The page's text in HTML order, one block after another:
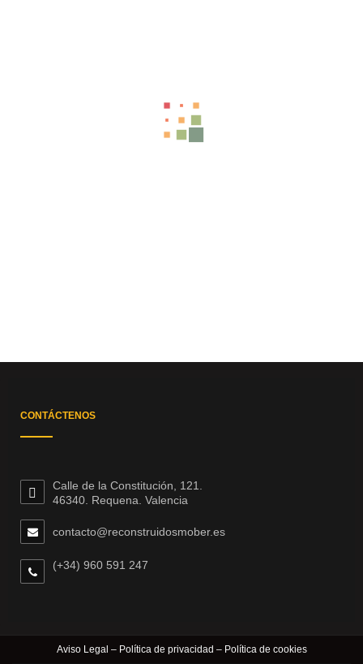
CONTÁCTENOS
Calle de la Constitución, 121.
46340. Requena. Valencia
contacto@reconstruidosmober.es
(+34) 960 591 247
Aviso Legal –Política de privacidad – Política de cookies